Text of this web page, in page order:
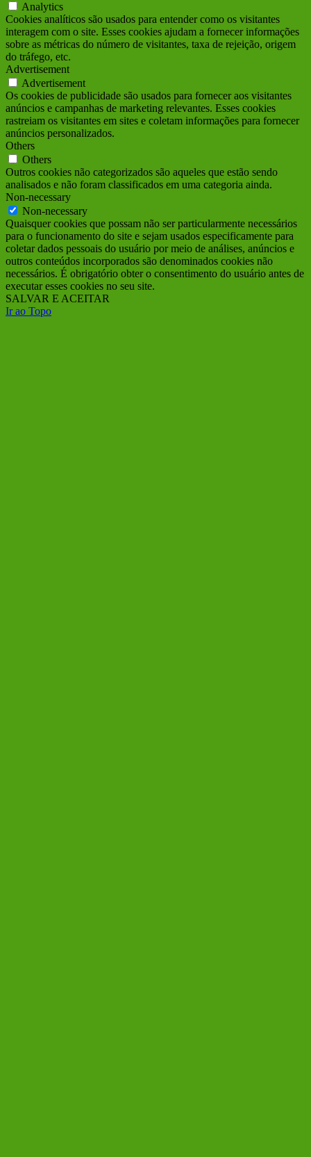
Analytics
Cookies analíticos são usados para entender como os visitantes
interagem com o site. Esses cookies ajudam a fornecer informações
sobre as métricas do número de visitantes, taxa de rejeição, origem
do tráfego, etc.
Advertisement
Advertisement
Os cookies de publicidade são usados para fornecer aos visitantes
anúncios e campanhas de marketing relevantes. Esses cookies
rastreiam os visitantes em sites e coletam informações para fornecer
anúncios personalizados.
Others
Others
Outros cookies não categorizados são aqueles que estão sendo
analisados e não foram classificados em uma categoria ainda.
Non-necessary
Non-necessary
Quaisquer cookies que possam não ser particularmente necessários
para o funcionamento do site e sejam usados ​​especificamente para
coletar dados pessoais do usuário por meio de análises, anúncios e
outros conteúdos incorporados são denominados cookies não
necessários. É obrigatório obter o consentimento do usuário antes de
executar esses cookies no seu site.
SALVAR E ACEITAR
Ir ao Topo